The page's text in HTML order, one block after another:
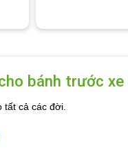
bánh trước xe
cả các đời.